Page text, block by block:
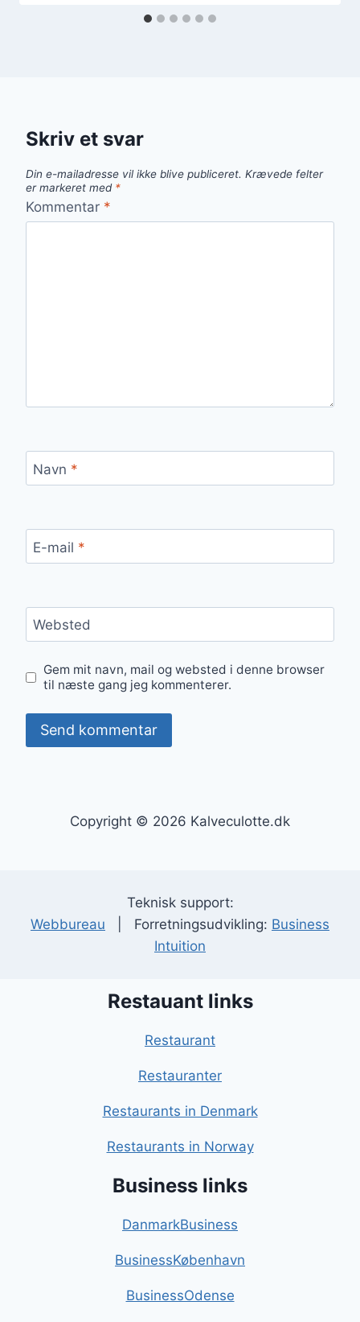
Skriv et svar
Din e-mailadresse vil ikke blive publiceret. Krævede felter
er markeret med *
Kommentar *
Navn *
E-mail *
Websted
Gem mit navn, mail og websted i denne browser
til næste gang jeg kommenterer.
Copyright © 2026 Kalveculotte.dk
Teknisk support:
Webbureau | Forretningsudvikling: Business
Intuition
Restauant links
Restaurant
Restauranter
Restaurants in Denmark
Restaurants in Norway
Business links
DanmarkBusiness
BusinessKøbenhavn
BusinessOdense